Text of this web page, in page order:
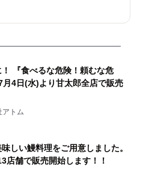
『食べるな危険！頼むな危
4日(水)より甘太郎全店で販売
アトム
しい鰻料理をご用意しました。
店舗で販売開始します！！